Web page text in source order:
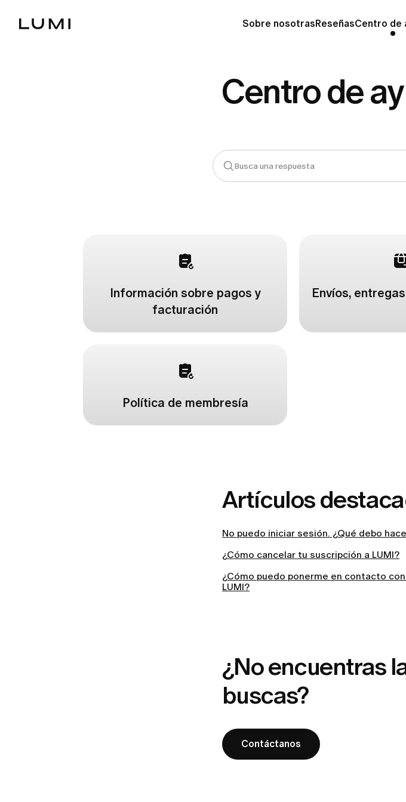
Sobre nosotrasReseñasCentro de
Centro de
Información sobre pagos y
facturación
Envíos,
Política de membresía
Artículos
No puedo iniciar sesión. ¿Qué debo
¿Cómo cancelar tu suscripción a LUMI?
¿Cómo puedo ponerme en contacto
LUMI?
¿No encuentras
buscas?
Contáctanos